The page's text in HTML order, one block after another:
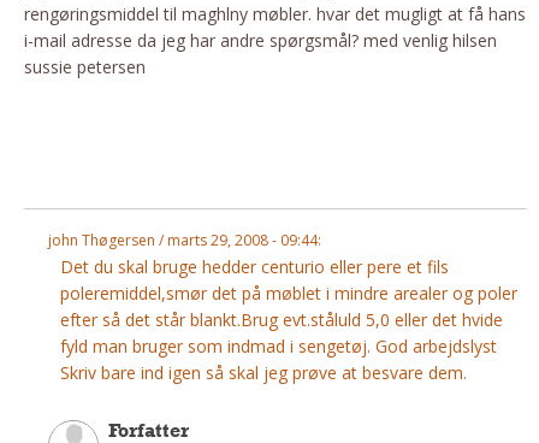
Andet
Båd
Andet
RENGØRING
Pletleksikon
rengøringsmiddel til maghlny møbler. hvar det mugligt at få hans
i-mail adresse da jeg har andre spørgsmål? med venlig hilsen
sussie petersen
john Thøgersen / marts 29, 2008 - 09:44:
Det du skal bruge hedder centurio eller pere et fils
poleremiddel,smør det på møblet i mindre arealer og poler
efter så det står blankt.Brug evt.ståluld 5,0 eller det hvide
fyld man bruger som indmad i sengetøj. God arbejdslyst
Skriv bare ind igen så skal jeg prøve at besvare dem.
Forfatter